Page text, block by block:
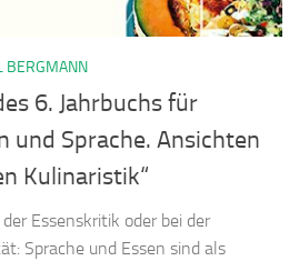
BERGMANN
6. Jahrbuchs für
und Sprache. Ansichten
Kulinaristik“
Essenskritik oder bei der
Sprache und Essen sind als